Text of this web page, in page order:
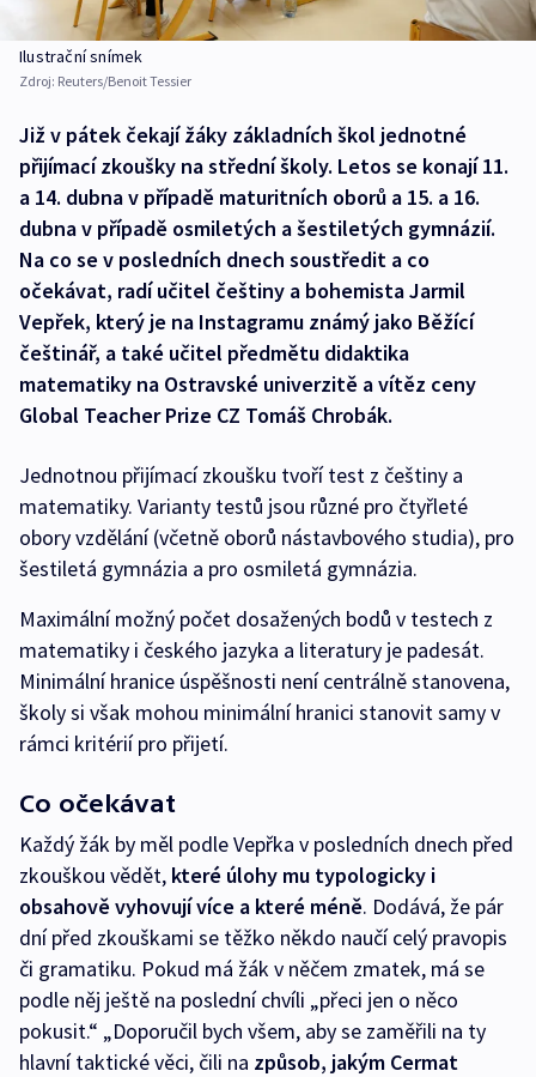
Ilustrační snímek
Zdroj: Reuters/Benoit Tessier
Již v pátek čekají žáky základních škol jednotné
přijímací zkoušky na střední školy. Letos se konají 11.
a 14. dubna v případě maturitních oborů a 15. a 16.
dubna v případě osmiletých a šestiletých gymnázií.
Na co se v posledních dnech soustředit a co
očekávat, radí učitel češtiny a bohemista Jarmil
Vepřek, který je na Instagramu známý jako Běžící
češtinář, a také učitel předmětu didaktika
matematiky na Ostravské univerzitě a vítěz ceny
Global Teacher Prize CZ Tomáš Chrobák.
Jednotnou přijímací zkoušku tvoří test z češtiny a
matematiky. Varianty testů jsou různé pro čtyřleté
obory vzdělání (včetně oborů nástavbového studia), pro
šestiletá gymnázia a pro osmiletá gymnázia.
Maximální možný počet dosažených bodů v testech z
matematiky i českého jazyka a literatury je padesát.
Minimální hranice úspěšnosti není centrálně stanovena,
školy si však mohou minimální hranici stanovit samy v
rámci kritérií pro přijetí.
Co očekávat
Každý žák by měl podle Vepřka v posledních dnech před
zkouškou vědět, které úlohy mu typologicky i
obsahově vyhovují více a které méně. Dodává, že pár
dní před zkouškami se těžko někdo naučí celý pravopis
či gramatiku. Pokud má žák v něčem zmatek, má se
podle něj ještě na poslední chvíli „přeci jen o něco
pokusit.“ „Doporučil bych všem, aby se zaměřili na ty
hlavní taktické věci, čili na způsob, jakým Cermat